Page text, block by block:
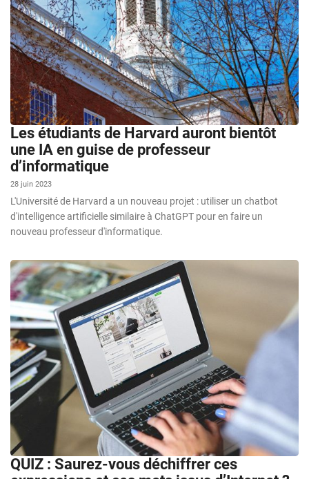
Les étudiants de Harvard auront bientôt
une IA en guise de professeur
d’informatique
28 juin 2023
L'Université de Harvard a un nouveau projet : utiliser un chatbot
d'intelligence artificielle similaire à ChatGPT pour en faire un
nouveau professeur d'informatique.
QUIZ : Saurez-vous déchiffrer ces